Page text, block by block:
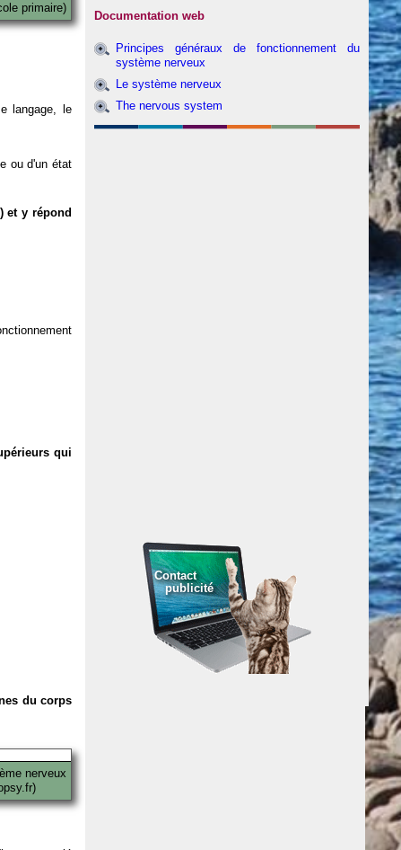
primaire)
langage, le
ou d'un état
et y répond
qui
du corps
nerveux
Documentation web
Principes généraux de fonctionnement du
système nerveux
Le système nerveux
The nervous system
Contact
publicité